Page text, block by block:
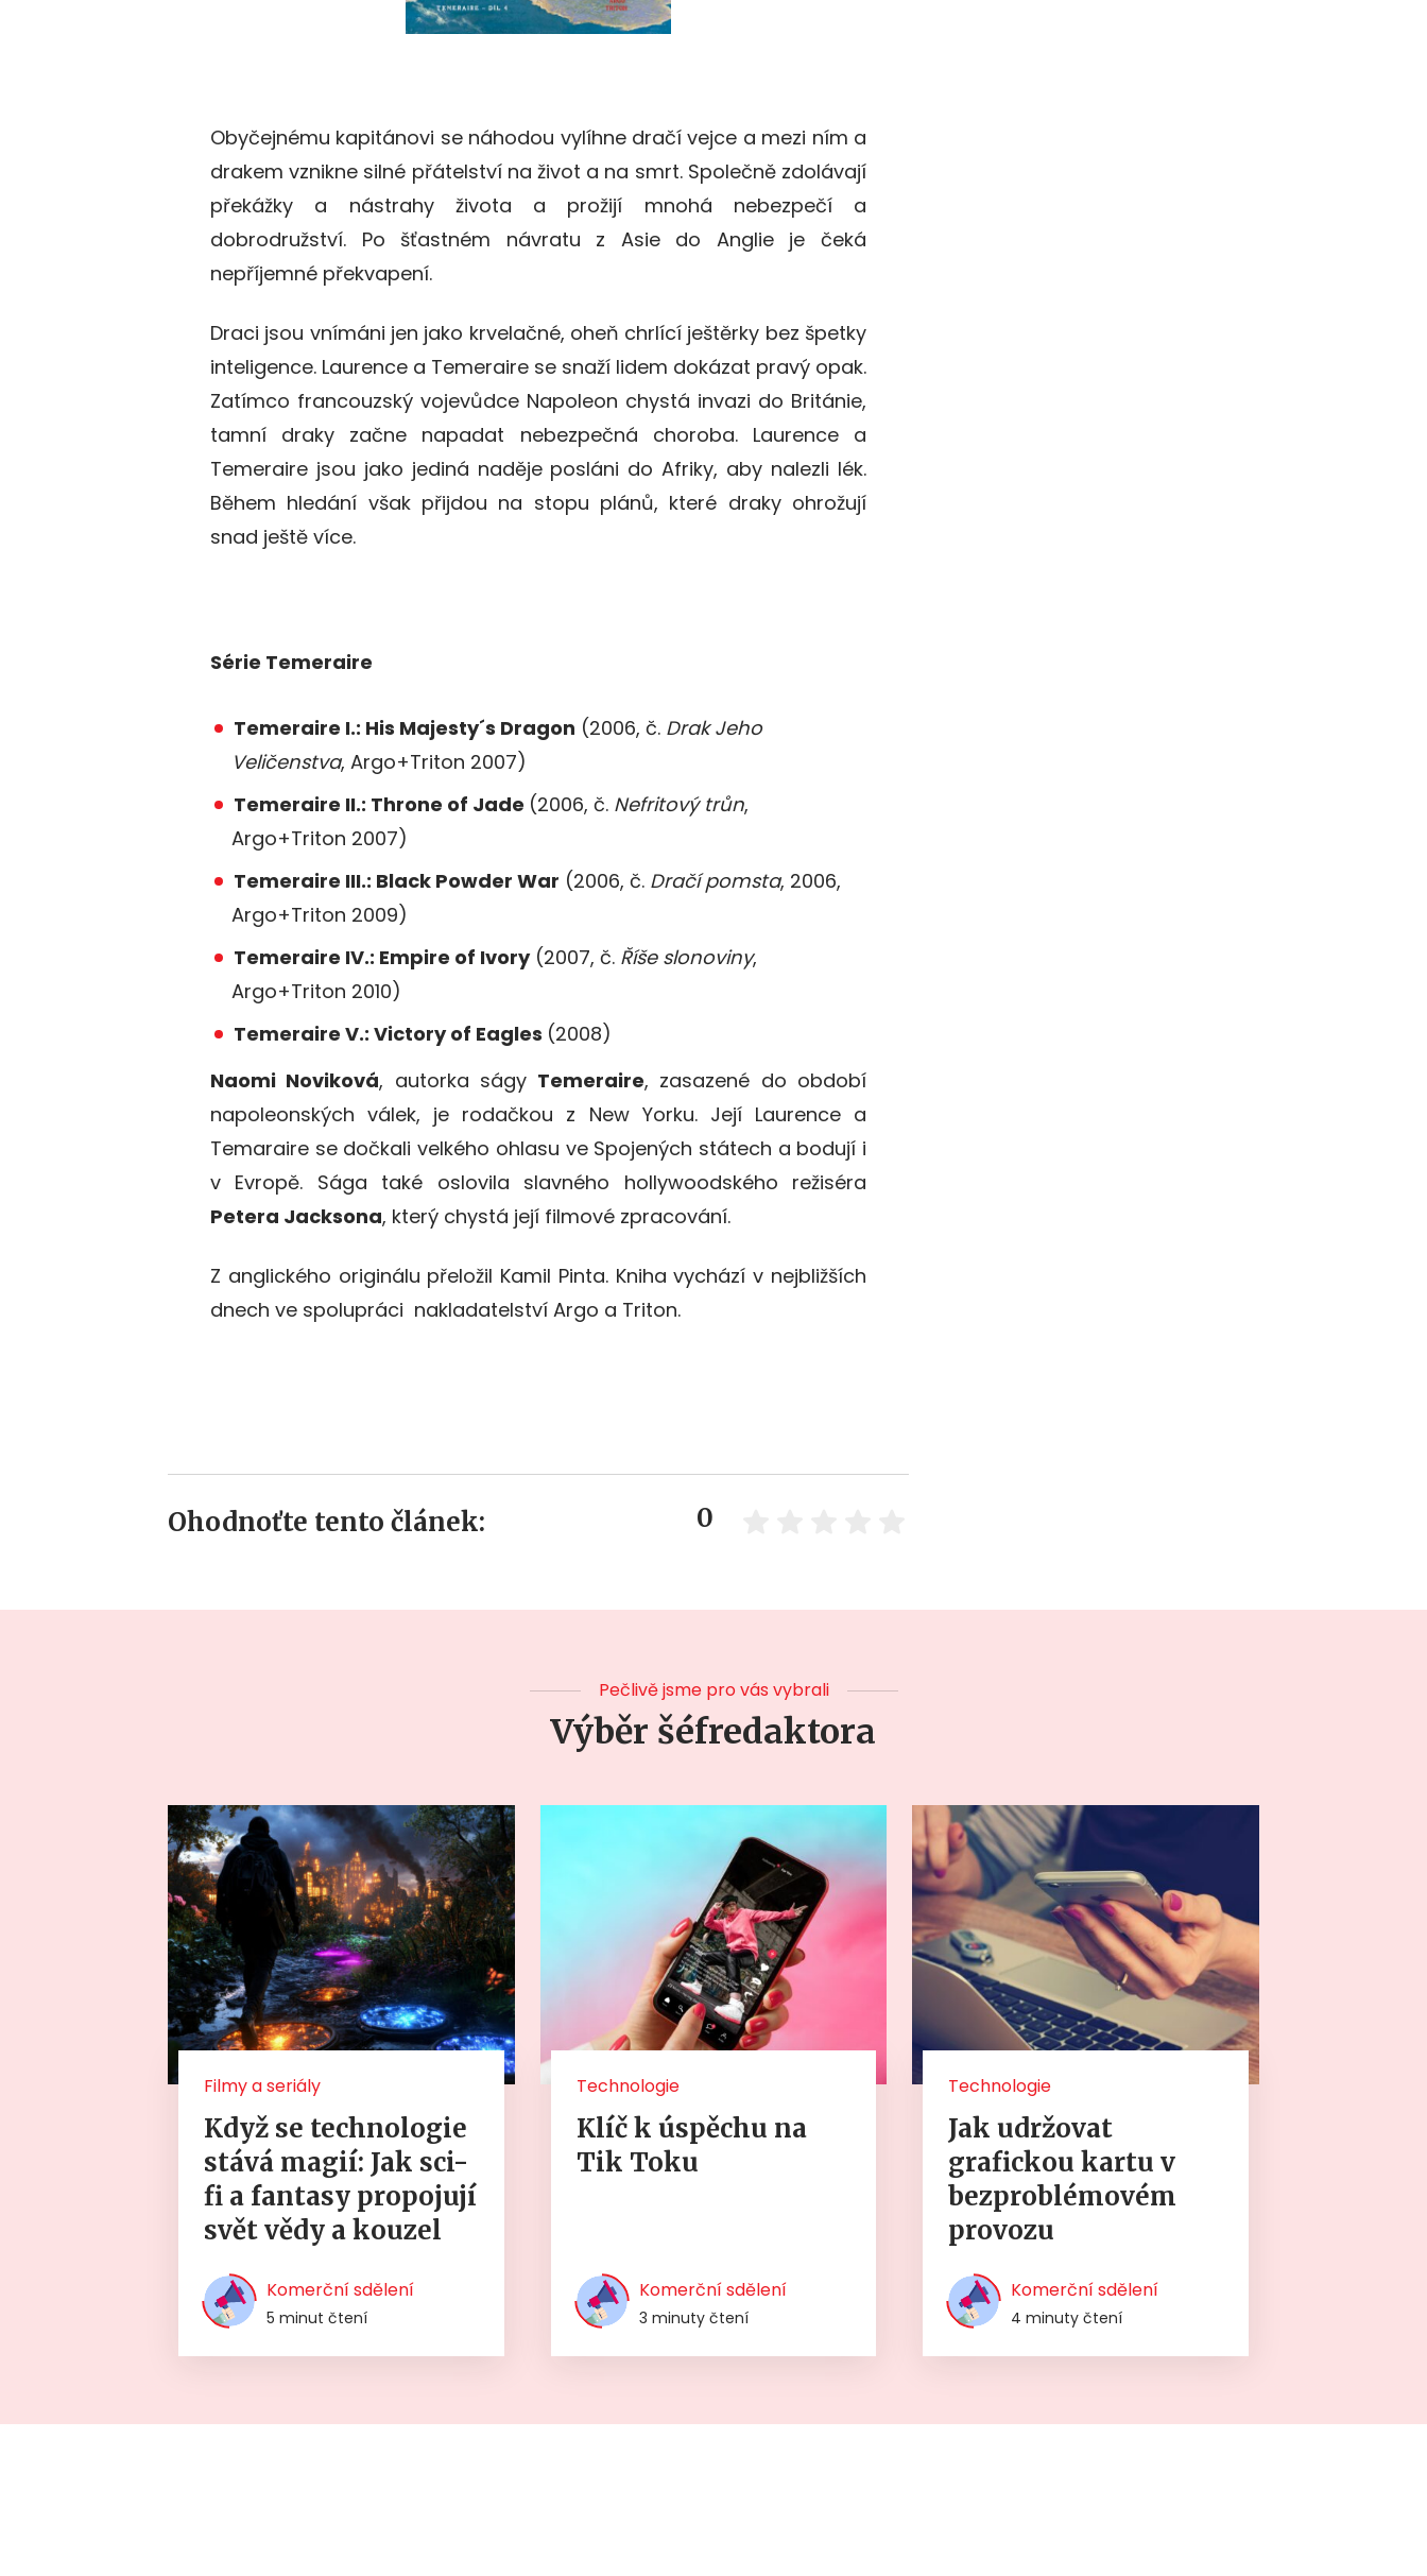
Obyčejnému kapitánovi se náhodou vylíhne dračí vejce a mezi ním a
drakem vznikne silné přátelství na život a na smrt. Společně zdolávají
překážky a nástrahy života a prožijí mnohá nebezpečí a
dobrodružství. Po šťastném návratu z Asie do Anglie je čeká
nepříjemné překvapení.
Draci jsou vnímáni jen jako krvelačné, oheň chrlící ještěrky bez špetky
inteligence. Laurence a Temeraire se snaží lidem dokázat pravý opak.
Zatímco francouzský vojevůdce Napoleon chystá invazi do Británie,
tamní draky začne napadat nebezpečná choroba. Laurence a
Temeraire jsou jako jediná naděje posláni do Afriky, aby nalezli lék.
Během hledání však přijdou na stopu plánů, které draky ohrožují
snad ještě více.
Série Temeraire
Temeraire I.: His Majesty´s Dragon (2006, č. Drak Jeho
Veličenstva, Argo+Triton 2007)
Temeraire II.: Throne of Jade (2006, č. Nefritový trůn,
Argo+Triton 2007)
Temeraire III.: Black Powder War (2006, č. Dračí pomsta, 2006,
Argo+Triton 2009)
Temeraire IV.: Empire of Ivory(2007, č. Říše slonoviny,
Argo+Triton 2010)
Temeraire V.: Victory of Eagles (2008)
Naomi Noviková, autorka ságy Temeraire, zasazené do období
napoleonských válek, je rodačkou z New Yorku. Její Laurence a
Temaraire se dočkali velkého ohlasu ve Spojených státech a bodují i
v Evropě. Sága také oslovila slavného hollywoodského režiséra
Petera Jacksona, který chystá její filmové zpracování.
Z anglického originálu přeložil Kamil Pinta. Kniha vychází v nejbližších
dnech ve spolupráci nakladatelství Argo a Triton.
Ohodnoťte tento článek: 0
Pečlivě jsme pro vás vybrali
Výběr šéfredaktora
Filmy a seriály
Když se technologie
stává magií: Jak sci-
fi a fantasy propojují
svět vědy a kouzel
Komerční sdělení
5 minut čtení
Technologie
Klíč k úspěchu na
Tik Toku
Komerční sdělení
3 minuty čtení
Technologie
Jak udržovat
grafickou kartu v
bezproblémovém
provozu
Komerční sdělení
4 minuty čtení